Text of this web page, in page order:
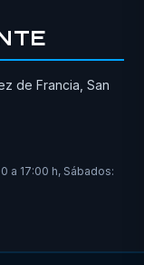
de Francia, San
a 17:00 h, Sábados: